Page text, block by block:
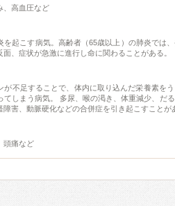
、高血圧など
を起こす病気。高齢者（65歳以上）の肺炎では
、症状が急激に進行し命に関わることがある。
が不足することで、体内に取り込んだ栄養素を
てしまう病気。 多尿、喉の渇き、体重減少、だ
害、動脈硬化などの合併症を引き起こすことが
頭痛など